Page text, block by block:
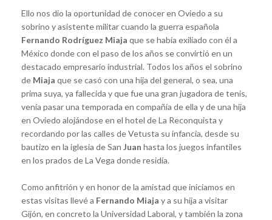
Ello nos dio la oportunidad de conocer en Oviedo a su
sobrino y asistente militar cuando la guerra española
Fernando Rodríguez Miaja que se había exiliado con él a
México donde con el paso de los años se convirtió en un
destacado empresario industrial. Todos los años el sobrino
de Miaja que se casó con una hija del general, o sea, una
prima suya, ya fallecida y que fue una gran jugadora de tenis,
venía pasar una temporada en compañía de ella y de una hija
en Oviedo alojándose en el hotel de La Reconquista y
recordando por las calles de Vetusta su infancia, desde su
bautizo en la iglesia de San Juan hasta los juegos infantiles
en los prados de La Vega donde residía.
Como anfitrión y en honor de la amistad que iniciamos en
estas visitas llevé a Fernando Miaja y a su hija a visitar
Gijón, en concreto la Universidad Laboral, y también la zona